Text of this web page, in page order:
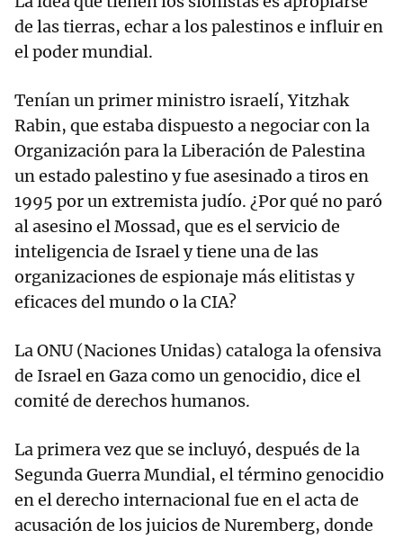
de las tierras, echar a los palestinos e influir en
el poder mundial.
Tenían un primer ministro israelí, Yitzhak
Rabin, que estaba dispuesto a negociar con la
Organización para la Liberación de Palestina
un estado palestino y fue asesinado a tiros en
1995 por un extremista judío. ¿Por qué no paró
al asesino el Mossad, que es el servicio de
inteligencia de Israel y tiene una de las
organizaciones de espionaje más elitistas y
eficaces del mundo o la CIA?
La ONU (Naciones Unidas) cataloga la ofensiva
de Israel en Gaza como un genocidio, dice el
comité de derechos humanos.
La primera vez que se incluyó, después de la
Segunda Guerra Mundial, el término genocidio
en el derecho internacional fue en el acta de
acusación de los juicios de Nuremberg, donde